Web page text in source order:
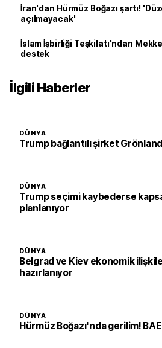
İran'dan Hürmüz Boğazı şartı!
açılmayacak'
İslam İşbirliği Teşkilatı'ndan Mekke
destek
İlgili Haberler
DÜNYA
Trump bağlantılı şirket
DÜNYA
Trump seçimi kaybederse
planlanıyor
DÜNYA
Belgrad ve Kiev ekonomik
hazırlanıyor
DÜNYA
Hürmüz Boğazı'nda gerilim!